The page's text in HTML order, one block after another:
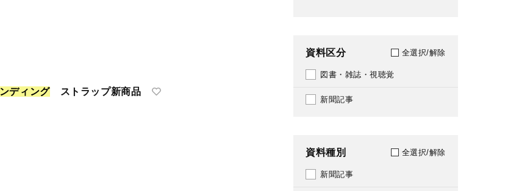
ンディ ングストラップ新商品
資料区分 全選択/解除
図書・雑誌・視聴覚
新聞記事
資料種別 全選択/解除
新聞記事